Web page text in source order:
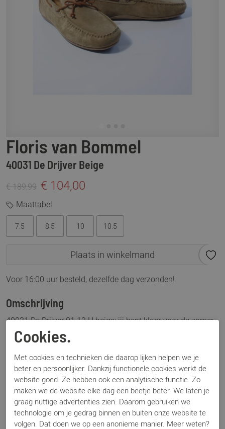
Floris van Bommel
40031 De Drijver Beige
€ 189,99 € 104,00
Maattabel
7.5 8.5 10 10.5
Plaats in winkelmand
Voor 16:00 uur besteld, dezelfde dag verzonden!
Omschrijving
40031 De Drijver 01.12 H beige: jij bent klaar voor de zomer
met deze leuke instappers van het Nederlandse merk Floris
van Bommel. Dit model, De Drijver 01.12 is uitgevoerd in
beige suède en heeft een H-wijdte. Dit model valt dus wat
ruimer uit. De veter op de schoen geeft een leuk effect en
maakt de loafer wat jonger.
Specificaties
Cookies.
Met cookies en technieken die daarop lijken helpen we je
beter en persoonlijker. Dankzij functionele cookies werkt de
website goed. Ze hebben ook een analytische functie. Zo
maken we de website elke dag een beetje beter. We laten je
graag nuttige advertenties zien. Daarom gebruiken we
technologie om je gedrag binnen en buiten onze website te
volgen. Dat doen we op een anonieme manier. Meer weten?